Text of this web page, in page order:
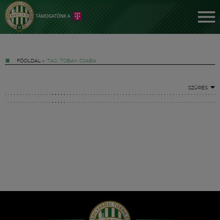
FŐOLDAL » TAG: TOBAK CSABA
SZŰRÉS
Hírek